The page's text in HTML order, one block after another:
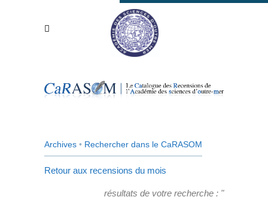
Archives • Rechercher dans le CaRASOM
Retour aux recensions du mois
résultats de votre recherche : "